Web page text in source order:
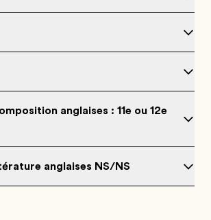
anglaises : 11e ou 12e
anglaises NS/NS